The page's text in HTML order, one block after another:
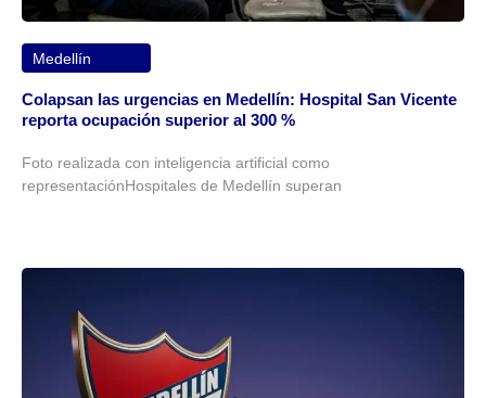
Medellín
Colapsan las urgencias en Medellín: Hospital San Vicente
reporta ocupación superior al 300 %
Foto realizada con inteligencia artificial como
representaciónHospitales de Medellín superan